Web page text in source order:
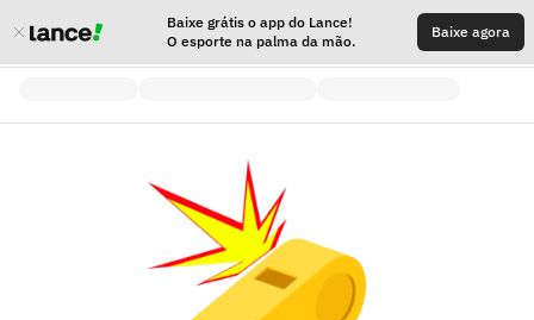
Baixe grátis o app do Lance!
O esporte na palma da mão.
Baixe agora